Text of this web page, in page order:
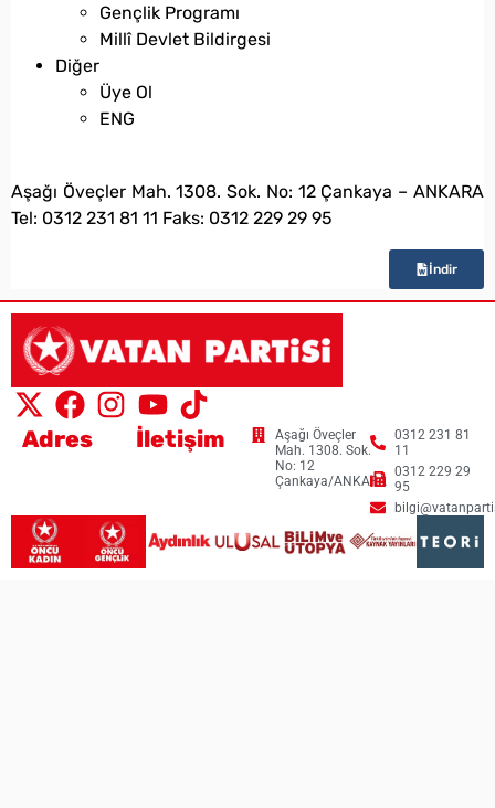
Gençlik Programı
Millî Devlet Bildirgesi
Diğer
Üye Ol
ENG
Aşağı Öveçler Mah. 1308. Sok. No: 12 Çankaya – ANKARA
Tel: 0312 231 81 11 Faks: 0312 229 29 95
İndir
Adres
Aşağı Öveçler
Mah. 1308. Sok.
No: 12
Çankaya/ANKARA
İletişim
0312 231 81
11
0312 229 29
95